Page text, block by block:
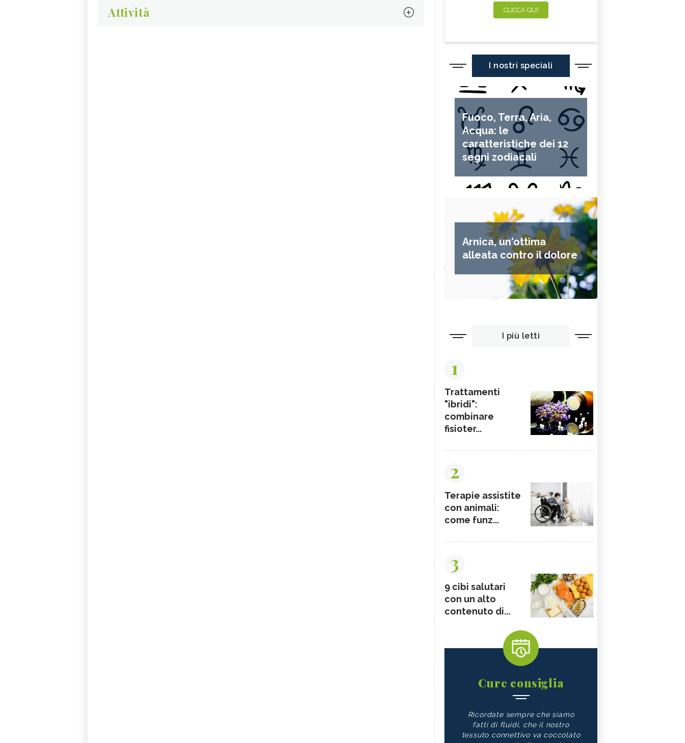
Attività CLICCA QUI
I nostri speciali
Fuoco, Terra, Aria,
Acqua: le
caratteristiche dei 12
segni zodiacali
Arnica, un'ottima
alleata contro il dolore
I più letti
1
Trattamenti
"ibridi":
combinare
fisioter...
2
Terapie assistite
con animali:
come funz...
3
9 cibi salutari
con un alto
contenuto di...
Cure consiglia
Ricordate sempre che siamo
fatti di fluidi, che il nostro
tessuto connettivo va coccolato